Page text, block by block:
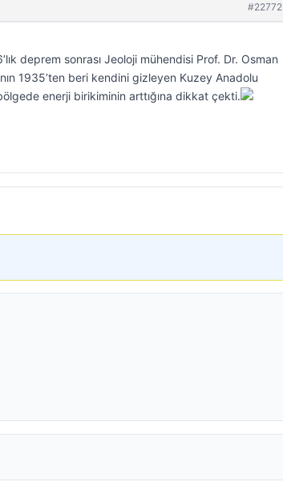
#22772
deprem sonrası Jeoloji mühendisi Prof. Dr. Osman
1935’ten beri kendini gizleyen Kuzey Anadolu
enerji birikiminin arttığına dikkat çekti.